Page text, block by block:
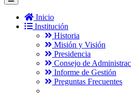
Inicio
Institución
Historia
Misión y Visión
Presidencia
Consejo de
Informe de Gestión
Preguntas Frecuentes